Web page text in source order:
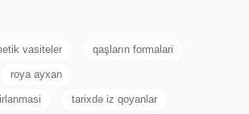
vasiteler qaşların formalari
roya ayxan
tarixdə iz qoyanlar